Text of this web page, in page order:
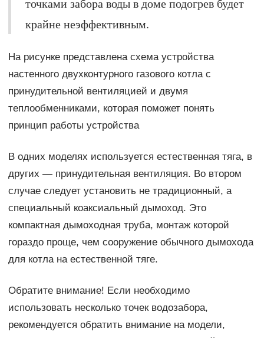
крайне неэффективным.
На рисунке представлена схема устройства
настенного двухконтурного газового котла с
принудительной вентиляцией и двумя
теплообменниками, которая поможет понять
принцип работы устройства
В одних моделях используется естественная тяга, в
других — принудительная вентиляция. Во втором
случае следует установить не традиционный, а
специальный коаксиальный дымоход. Это
компактная дымоходная труба, монтаж которой
гораздо проще, чем сооружение обычного дымохода
для котла на естественной тяге.
Обратите внимание! Если необходимо
использовать несколько точек водозабора,
рекомендуется обратить внимание на модели,